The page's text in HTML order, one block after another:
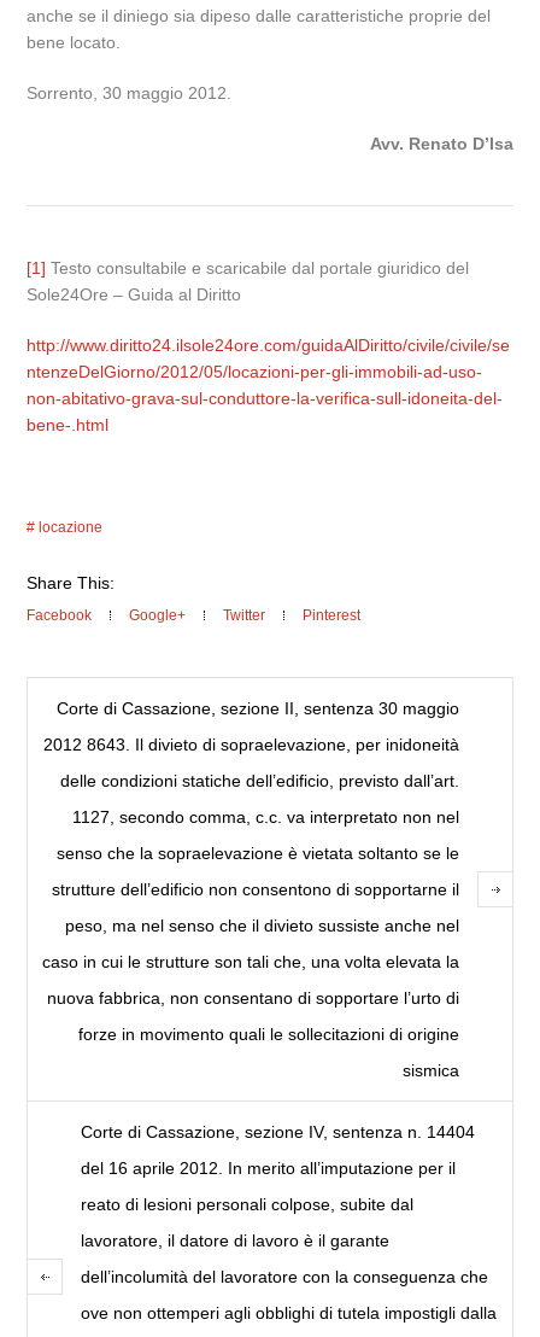
anche se il diniego sia dipeso dalle caratteristiche proprie del
bene locato.
Sorrento, 30 maggio 2012.
Avv. Renato D’Isa
[1] Testo consultabile e scaricabile dal portale giuridico del
Sole24Ore – Guida al Diritto
http://www.diritto24.ilsole24ore.com/guidaAlDiritto/civile/civile/se
ntenzeDelGiorno/2012/05/locazioni-per-gli-immobili-ad-uso-
non-abitativo-grava-sul-conduttore-la-verifica-sull-idoneita-del-
bene-.html
locazione
Share This:
Facebook Google+ Twitter Pinterest
Corte di Cassazione, sezione II, sentenza 30 maggio
2012 8643. Il divieto di sopraelevazione, per inidoneità
delle condizioni statiche dell’edificio, previsto dall’art.
1127, secondo comma, c.c. va interpretato non nel
senso che la sopraelevazione è vietata soltanto se le
strutture dell’edificio non consentono di sopportarne il
peso, ma nel senso che il divieto sussiste anche nel
caso in cui le strutture son tali che, una volta elevata la
nuova fabbrica, non consentano di sopportare l’urto di
forze in movimento quali le sollecitazioni di origine
sismica
Corte di Cassazione, sezione IV, sentenza n. 14404
del 16 aprile 2012. In merito all’imputazione per il
reato di lesioni personali colpose, subite dal
lavoratore, il datore di lavoro è il garante
dell’incolumità del lavoratore con la conseguenza che
ove non ottemperi agli obblighi di tutela impostigli dalla